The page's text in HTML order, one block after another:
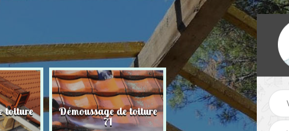
toiture Démoussage de toiture
71 Couvreur zingueur 71